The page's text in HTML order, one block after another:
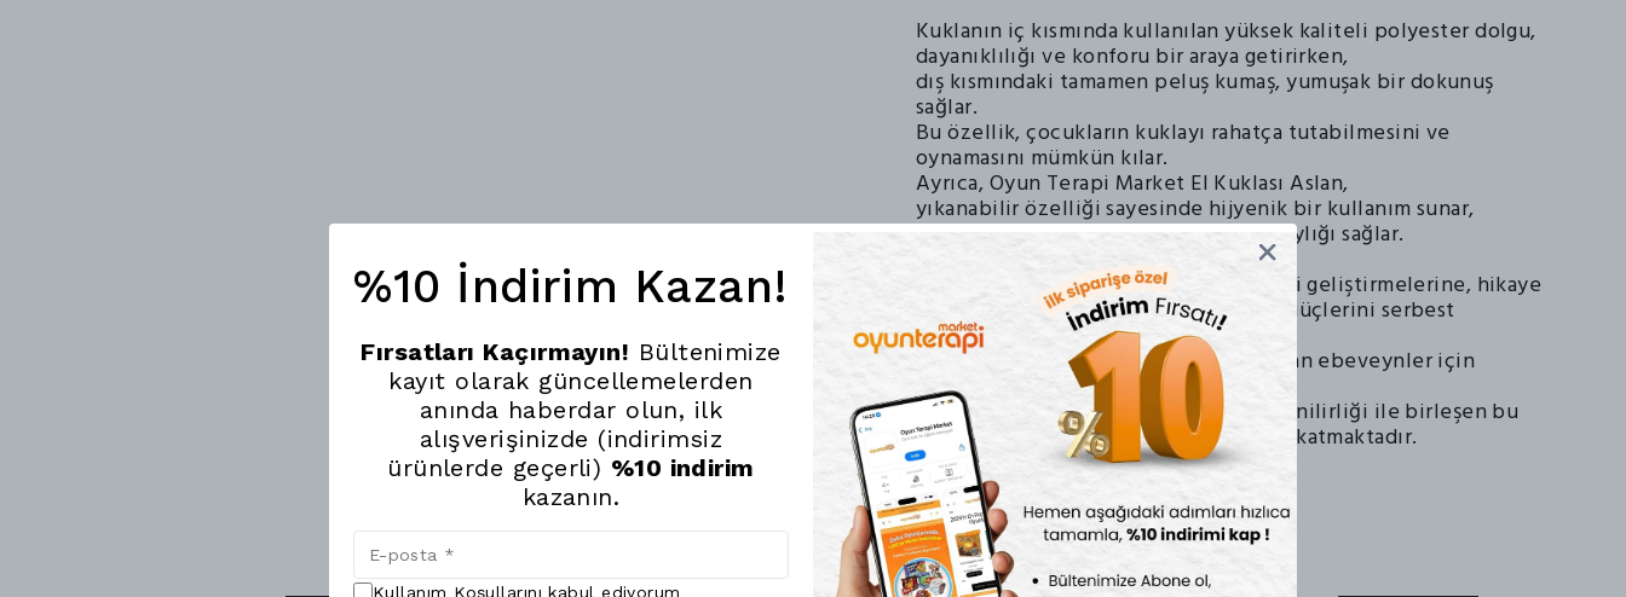
Kuklanın iç kısmında kullanılan yüksek kaliteli polyester dolgu,
dayanıklılığı ve konforu bir araya getirirken,
dış kısmındaki tamamen peluş kumaş, yumuşak bir dokunuş
sağlar.
Bu özellik, çocukların kuklayı rahatça tutabilmesini ve
oynamasını mümkün kılar.
Ayrıca, Oyun Terapi Market El Kuklası Aslan,
yıkanabilir özelliği sayesinde hijyenik bir kullanım sunar,
böylece ebeveynler için temizlik kolaylığı sağlar.
Bu kukla, çocukların sosyal becerilerini geliştirmelerine, hikaye
anlatımını teşvik etmelerine ve hayal güçlerini serbest
bırakmalarına yardımcı olur.
Eğlenceli ve öğretici bir oyuncak arayan ebeveynler için
mükemmel bir seçimdir.
Oyun Terapi Market'in kalitesi ve güvenilirliği ile birleşen bu
kukla, çocukların oyun dünyasına renk katmaktadır.
%10 İndirim Kazan!
Fırsatları Kaçırmayın! Bültenimize
kayıt olarak güncellemelerden
anında haberdar olun, ilk
alışverişinizde (indirimsiz
ürünlerde geçerli) %10 indirim
kazanın.
Kullanım Koşullarını kabul ediyorum